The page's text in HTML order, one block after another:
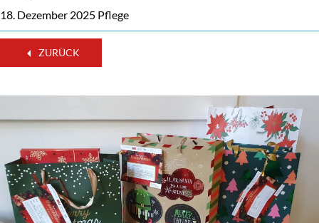
18. Dezember 2025 Pflege
ZURÜCK